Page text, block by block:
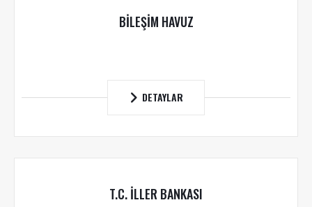
BİLEŞİM HAVUZ
DETAYLAR
T.C. İLLER BANKASI